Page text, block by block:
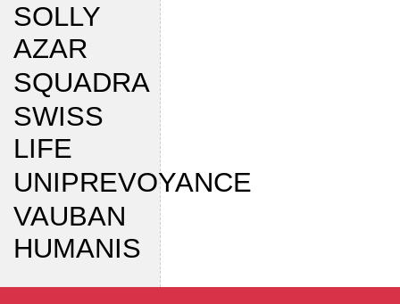
SOLLY
AZAR
SQUADRA
SWISS
LIFE
UNIPREVOYANCE
VAUBAN
HUMANIS